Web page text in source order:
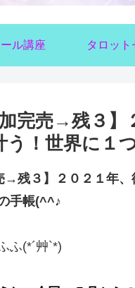
ール講座 タロット
完売→残３】
う！世界に１
残３】
２０２１年
手帳(^^♪
ふ(*´艸`*)